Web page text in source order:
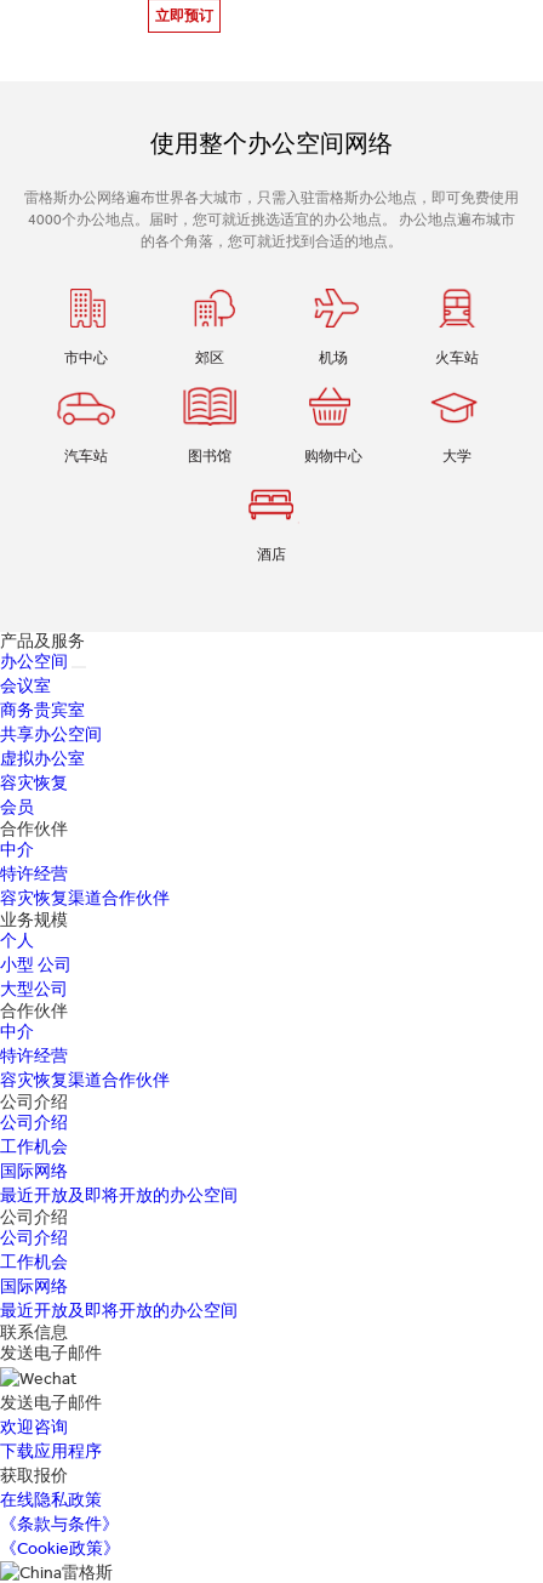
立即预订
使用整个办公空间网络
雷格斯办公网络遍布世界各大城市，只需入驻雷格斯办公地点，即可免费使用
4000个办公地点。届时，您可就近挑选适宜的办公地点。 办公地点遍布城市
的各个角落，您可就近找到合适的地点。
市中心 郊区 机场 火车站
汽车站 图书馆 购物中心 大学
酒店
产品及服务
办公空间
会议室
商务贵宾室
共享办公空间
虚拟办公室
容灾恢复
会员
合作伙伴
中介
特许经营
容灾恢复渠道合作伙伴
业务规模
个人
小型 公司
大型公司
合作伙伴
中介
特许经营
容灾恢复渠道合作伙伴
公司介绍
公司介绍
工作机会
国际网络
最近开放及即将开放的办公空间
公司介绍
公司介绍
工作机会
国际网络
最近开放及即将开放的办公空间
联系信息
发送电子邮件
发送电子邮件
欢迎咨询
下载应用程序
获取报价
在线隐私政策
《条款与条件》
《Cookie政策》